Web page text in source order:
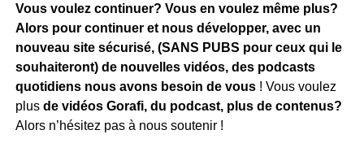
Vous voulez continuer? Vous en voulez même plus?
Alors pour continuer et nous développer, avec un
nouveau site sécurisé, (SANS PUBS pour ceux qui le
souhaiteront) de nouvelles vidéos, des podcasts
quotidiens nous avons besoin de vous ! Vous voulez
plus de vidéos Gorafi, du podcast, plus de contenus?
Alors n’hésitez pas à nous soutenir !